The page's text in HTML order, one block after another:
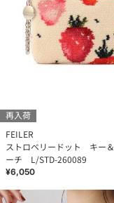
再入荷
FEILER
ストロベリードット キー
ーチ L/STD-260089
¥6,050